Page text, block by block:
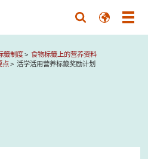
籤制度
食物标籤上的营养资料
点 活学活用营养标籤奖励计划